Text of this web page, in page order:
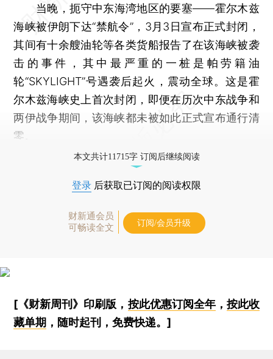
当晚，扼守中东海湾地区的要塞——霍尔木兹
海峡被伊朗下达“禁航令”，3月3日宣布正式封闭，
其间有十余艘油轮等各类货船报告了在该海峡被袭
击的事件，其中最严重的一桩是帕劳籍油
轮“SKYLIGHT”号遇袭后起火，震动全球。这是霍
尔木兹海峡史上首次封闭，即便在历次中东战争和
两伊战争期间，该海峡都未被如此正式宣布通行清
零。
本文共计11715字 订阅后继续阅读
登录 后获取已订阅的阅读权限
财新通会员
可畅读全文
订阅/会员升级
[《财新周刊》印刷版， 按此优惠订阅全年， 按此收
藏单期 ，随时起刊，免费快递。]